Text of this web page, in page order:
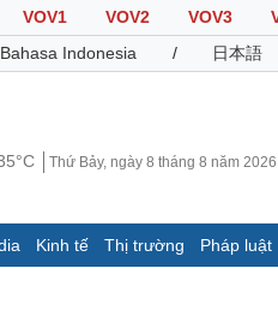
VOV1 VOV2 VOV3
Bahasa Indonesia / 日本語
Thứ Bảy, ngày 8 tháng 8 năm 2026
Kinh tế Thị trường Pháp luật